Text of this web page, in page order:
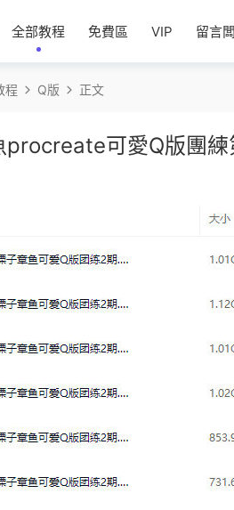
全部教程 免費區 VIP 留言闆
程 Q版 正文
procreate可愛Q版團